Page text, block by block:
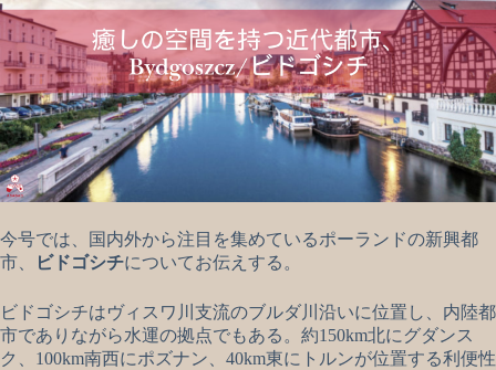
今号では、国内外から注目を集めているポーランドの新興都
市、
ビドゴシチについてお伝えする。
ビドゴシチはヴィスワ川支流のブルダ川沿いに位置し、内陸都
市でありながら水運の拠点でもある。約150km北にグダンス
ク、100km南西にポズナン、40km東にトルンが位置する利便性